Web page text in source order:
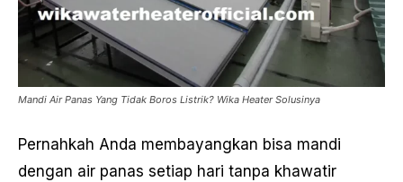
Mandi Air Panas Yang Tidak Boros Listrik? Wika Heater Solusinya
Pernahkah Anda membayangkan bisa mandi
dengan air panas setiap hari tanpa khawatir